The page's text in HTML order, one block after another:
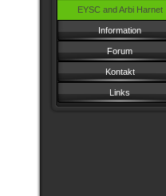
EYSC and Arbi Harnet
Information
Forum
Kontakt
Links